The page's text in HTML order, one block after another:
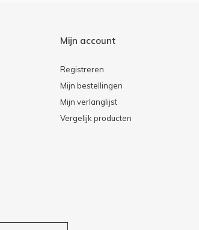
Mijn account
Registreren
Mijn bestellingen
Mijn verlanglijst
Vergelijk producten